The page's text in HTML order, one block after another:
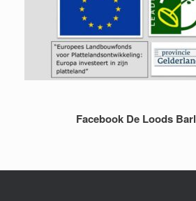
Facebook De Loods